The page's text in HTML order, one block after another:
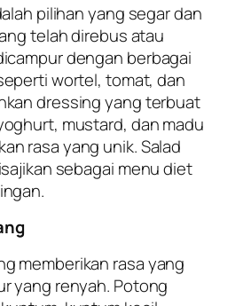
pilihan yang segar dan
telah direbus atau
dengan berbagai
wortel, tomat, dan
dressing yang terbuat
mustard, dan madu
rasa yang unik. Salad
sebagai menu diet
memberikan rasa yang
yang renyah. Potong